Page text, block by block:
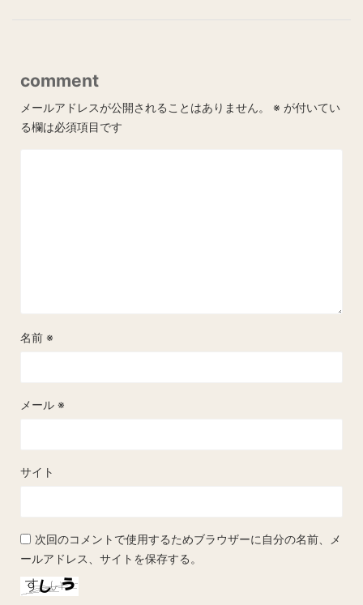
comment
メールアドレスが公開されることはありません。 ※ が付いてい
る欄は必須項目です
名前 ※
メール ※
サイト
次回のコメントで使用するためブラウザーに自分の名前、メ
ールアドレス、サイトを保存する。